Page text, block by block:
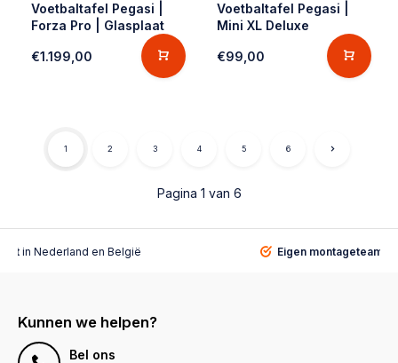
Voetbaltafel Pegasi |
Forza Pro | Glasplaat
€1.199,00
Voetbaltafel Pegasi |
Mini XL Deluxe
€99,00
Pagina 1 van 6
1 2 3 4 5 6
in Nederland en België Eigen montageteam
Kunnen we helpen?
Bel ons